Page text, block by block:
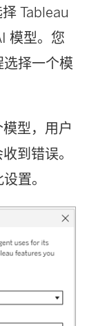
Tableau
模型。您
择一个模
型，用户
到错误。
置。